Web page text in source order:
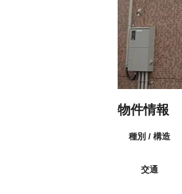
物件情報
種別 / 構造
交通